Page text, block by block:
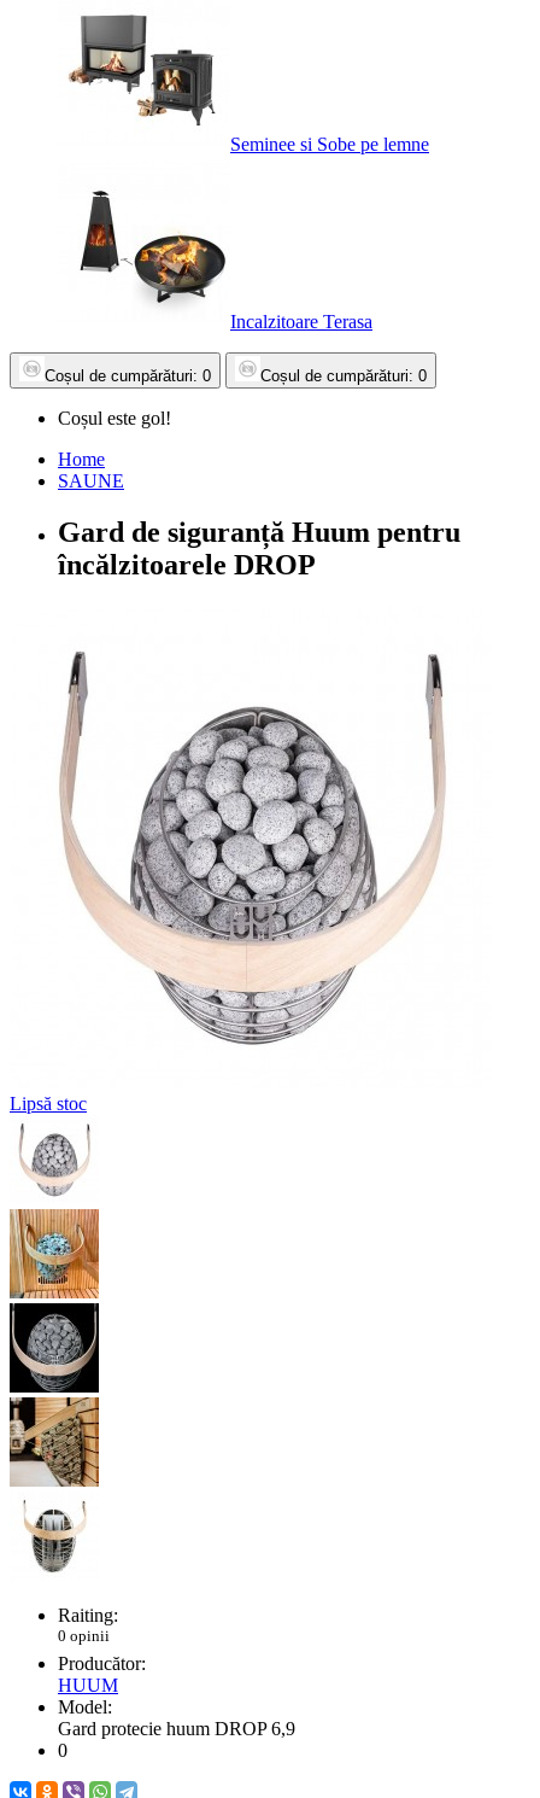
Seminee si Sobe pe lemne
Incalzitoare Terasa
Coșul de cumpărături: 0 Coșul de cumpărături: 0
Coșul este gol!
Home
SAUNE
Gard de siguranță Huum pentru
încălzitoarele DROP
Lipsă stoc
Raiting:
0 opinii
Producător:
HUUM
Model:
Gard protecie huum DROP 6,9
0